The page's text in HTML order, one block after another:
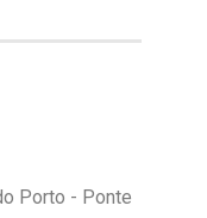
Porto - Ponte